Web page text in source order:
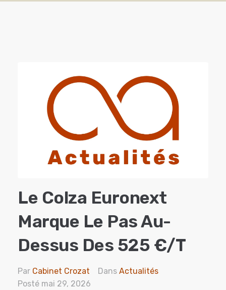
Le Colza Euronext
Marque Le Pas Au-
Dessus Des 525 €/t
Par Cabinet Crozat Dans Actualités
Posté mai 29, 2026